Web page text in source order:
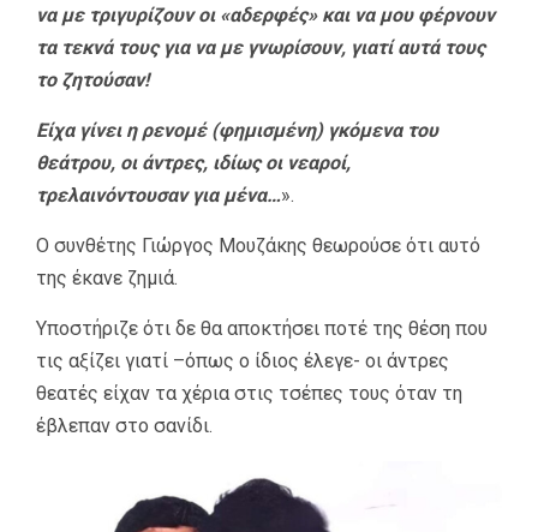
να με τριγυρίζουν οι «αδερφές» και να μου φέρνουν
τα τεκνά τους για να με γνωρίσουν, γιατί αυτά τους
το ζητούσαν!
Είχα γίνει η ρενομέ (φημισμένη) γκόμενα του
θεάτρου, οι άντρες, ιδίως οι νεαροί,
τρελαινόντουσαν για μένα…».
Ο συνθέτης Γιώργος Μουζάκης θεωρούσε ότι αυτό
της έκανε ζημιά.
Υποστήριζε ότι δε θα αποκτήσει ποτέ της θέση που
τις αξίζει γιατί –όπως ο ίδιος έλεγε- οι άντρες
θεατές είχαν τα χέρια στις τσέπες τους όταν τη
έβλεπαν στο σανίδι.